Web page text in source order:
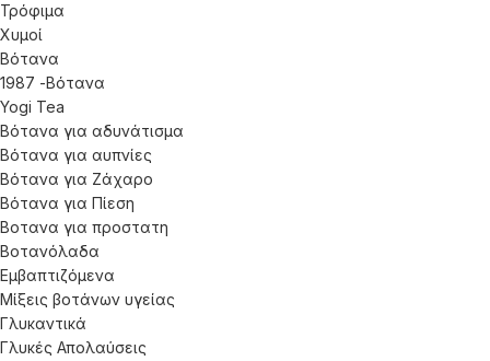
Τρόφιμα
Χυμοί
Βότανα
1987 -Βότανα
Yogi Tea
Βότανα για αδυνάτισμα
Βότανα για αυπνίες
Βότανα για Ζάχαρο
Βότανα για Πίεση
Βοτανα για προστατη
Βοτανόλαδα
Εμβαπτιζόμενα
Μίξεις βοτάνων υγείας
Γλυκαντικά
Γλυκές Απολαύσεις